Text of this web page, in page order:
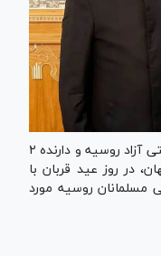
عبدالرشید سعدالله‌یف، قهرمان نامدار کشتی آزاد روسیه و دارنده ۲
در روز عید قربان با
مسلمانان روسیه مورد